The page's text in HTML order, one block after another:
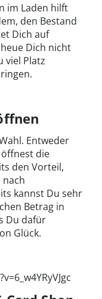
im Laden hilft
den Bestand
Dich auf
Dich nicht
viel Platz
Entweder
die
den Vorteil,
nach
kannst Du sehr
Betrag in
Du dafür
Glück.